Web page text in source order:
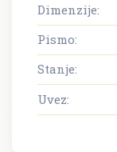
Dimenzije:
Pismo:
Stanje:
Uvez: